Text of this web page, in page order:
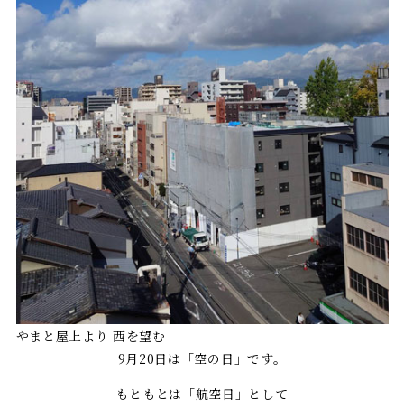
やまと屋上より 西を望む
9月20日は「空の日」です。
もともとは「航空日」として